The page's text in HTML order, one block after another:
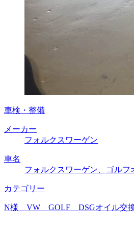
車検・整備
メーカー
フォルクスワーゲン
車名
フォルクスワーゲン、ゴルフ
カテゴリー
N様 VW GOLF DSGオイル交換